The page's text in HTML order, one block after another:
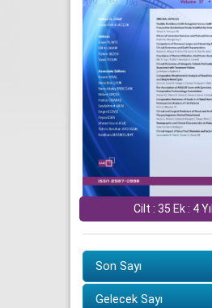
Cilt : 35 Ek : 4
Son Sayı
Gelecek Sayı